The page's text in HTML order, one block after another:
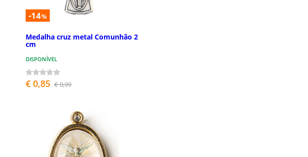
-14%
Medalha cruz metal Comunhão 2
cm
DISPONÍVEL
€ 0,85 € 0,99